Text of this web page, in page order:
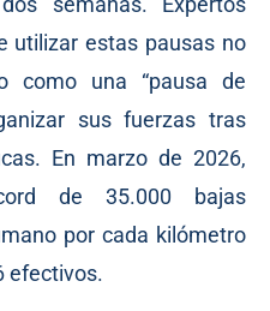
utilizar estas pausas no
como una “pausa de
sus fuerzas tras
En marzo de 2026,
de 35.000 bajas
por cada kilómetro
efectivos.